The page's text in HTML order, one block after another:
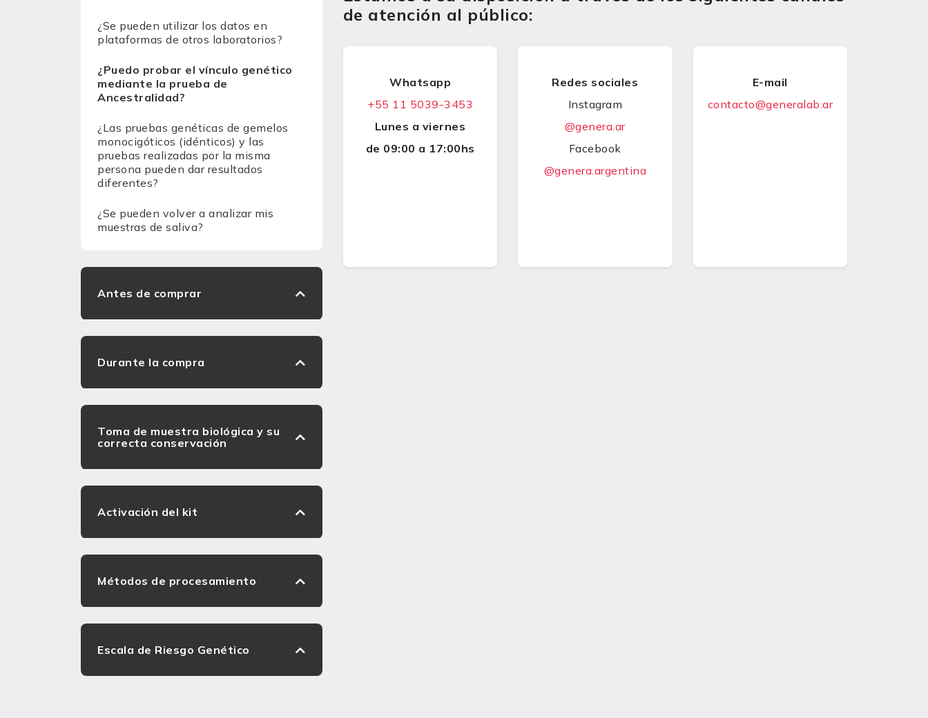
¿Se pueden utilizar los datos en
plataformas de otros laboratorios?
¿Puedo probar el vínculo genético
mediante la prueba de
Ancestralidad?
¿Las pruebas genéticas de gemelos
monocigóticos (idénticos) y las
pruebas realizadas por la misma
persona pueden dar resultados
diferentes?
¿Se pueden volver a analizar mis
muestras de saliva?
Antes de comprar
Durante la compra
Toma de muestra biológica y su
correcta conservación
Activación del kit
Métodos de procesamiento
Escala de Riesgo Genético
de atención al público:
Whatsapp
+55 11 5039-3453
Lunes a viernes
de 09:00 a 17:00hs
Redes sociales
Instagram
@genera.ar
Facebook
@genera.argentina
E-mail
contacto@generalab.ar